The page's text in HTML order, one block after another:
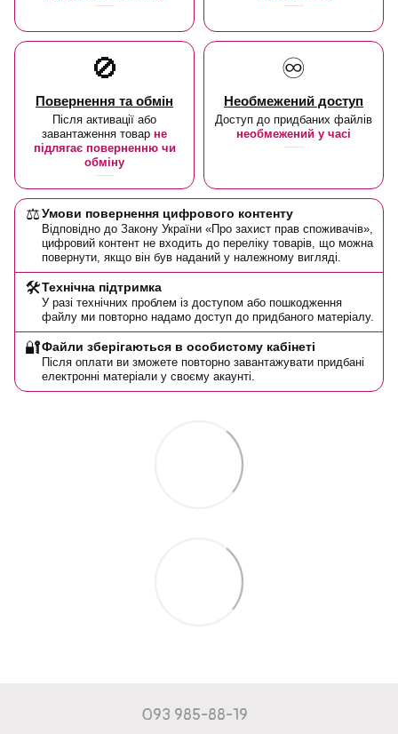
🚫
Повернення та обмін
Після активації або
завантаження товар не
підлягає поверненню чи
обміну
♾️
Необмежений доступ
Доступ до придбаних файлів
необмежений у часі
⚖️Умови повернення цифрового контенту
Відповідно до Закону України «Про захист прав споживачів»,
цифровий контент не входить до переліку товарів, що можна
повернути, якщо він був наданий у належному вигляді.
🛠️Технічна підтримка
У разі технічних проблем із доступом або пошкодження
файлу ми повторно надамо доступ до придбаного матеріалу.
🔐Файли зберігаються в особистому кабінеті
Після оплати ви зможете повторно завантажувати придбані
електронні матеріали у своєму акаунті.
093 985-88-19